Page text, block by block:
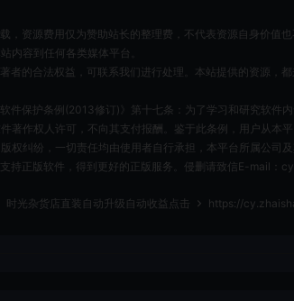
，资源费用仅为赞助站长的整理费，不代表资源自身价值
内容到任何各类媒体平台。
者的合法权益，可联系我们进行处理。本站提供的资源，
件保护条例(2013修订)》第十七条：为了学习和研究软件
著作权人许可，不向其支付报酬。鉴于此条例，用户从本
权纠纷，一切责任均由使用者自行承担，本平台所属公司及
持正版软件，得到更好的正版服务。侵删请致信E-mail：
时光杂货店直装自动升级自动收益点击 https://